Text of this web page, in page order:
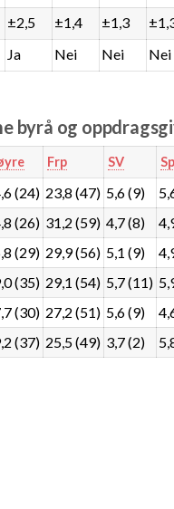
±2,5 ±1,4 ±1,3
Ja Nei Nei Nei
byrå og
Frp SV Sp
(24) 23,8 (47) 5,6 (9)
(26) 31,2 (59) 4,7 (8)
(29) 29,9 (56) 5,1 (9)
(35) 29,1 (54) 5,7 (11)
(30) 27,2 (51) 5,6 (9)
(37) 25,5 (49) 3,7 (2)